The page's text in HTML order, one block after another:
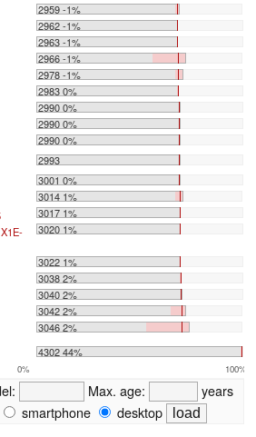
2959 -1%
2962 -1%
2963 -1%
2966 -1%
2978 -1%
2983 0%
2990 0%
2990 0%
2990 0%
2993
3001 0%
3014 1%
3017 1%
3020 1%
3022 1%
3038 2%
3040 2%
3042 2%
3046 2%
4302 44%
0% 100%
Max. age:
years
smartphone desktop